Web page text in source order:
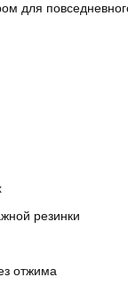
для
резинки
отжима